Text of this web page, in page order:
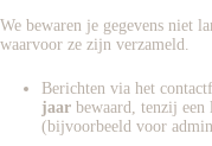
We bewaren je gegevens niet
waarvoor ze zijn verzameld.
Berichten via het
jaar bewaard, tenzij
(bijvoorbeeld voor